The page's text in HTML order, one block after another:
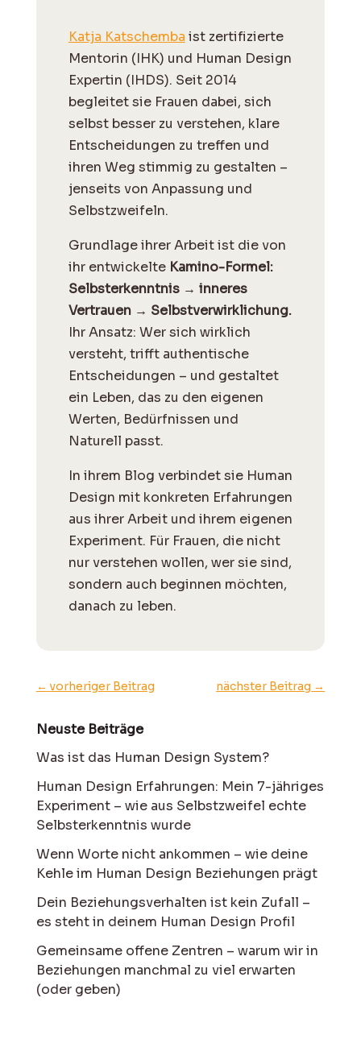
Katja Katschemba ist zertifizierte
Mentorin (IHK) und Human Design
Expertin (IHDS). Seit 2014
begleitet sie Frauen dabei, sich
selbst besser zu verstehen, klare
Entscheidungen zu treffen und
ihren Weg stimmig zu gestalten –
jenseits von Anpassung und
Selbstzweifeln.
Grundlage ihrer Arbeit ist die von
ihr entwickelte Kamino-Formel:
Selbsterkenntnis → inneres
Vertrauen → Selbstverwirklichung.
Ihr Ansatz: Wer sich wirklich
versteht, trifft authentische
Entscheidungen – und gestaltet
ein Leben, das zu den eigenen
Werten, Bedürfnissen und
Naturell passt.
In ihrem Blog verbindet sie Human
Design mit konkreten Erfahrungen
aus ihrer Arbeit und ihrem eigenen
Experiment. Für Frauen, die nicht
nur verstehen wollen, wer sie sind,
sondern auch beginnen möchten,
danach zu leben.
← vorheriger Beitrag nächster Beitrag →
Neuste Beiträge
Was ist das Human Design System?
Human Design Erfahrungen: Mein 7-jähriges
Experiment – wie aus Selbstzweifel echte
Selbsterkenntnis wurde
Wenn Worte nicht ankommen – wie deine
Kehle im Human Design Beziehungen prägt
Dein Beziehungsverhalten ist kein Zufall –
es steht in deinem Human Design Profil
Gemeinsame offene Zentren – warum wir in
Beziehungen manchmal zu viel erwarten
(oder geben)